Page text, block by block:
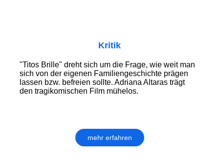
Kritik
"Titos Brille" dreht sich um die Frage, wie weit man
sich von der eigenen Familiengeschichte prägen
lassen bzw. befreien sollte. Adriana Altaras trägt
den tragikomischen Film mühelos.
mehr erfahren